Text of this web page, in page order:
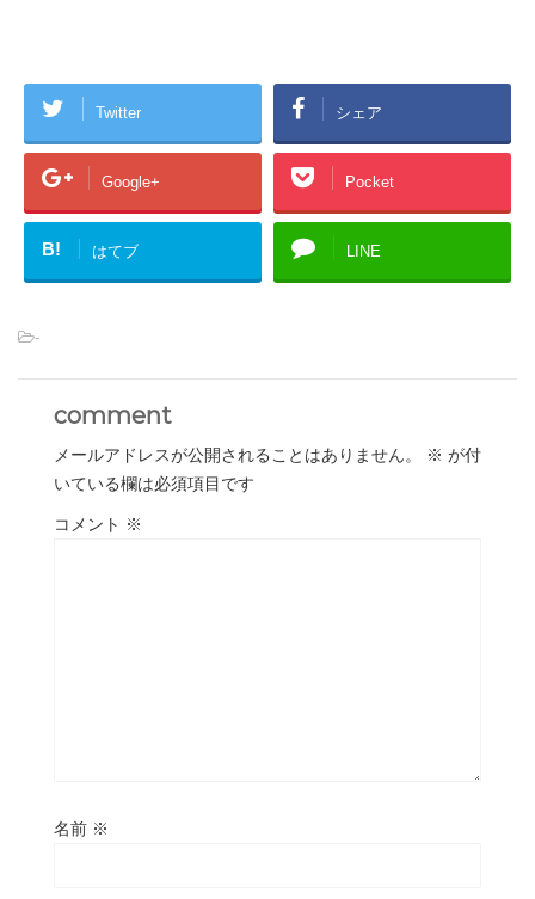
Twitter シェア
Google+ Pocket
B! はてブ LINE
-
comment
メールアドレスが公開されることはありません。 ※ が付
いている欄は必須項目です
コメント ※
名前 ※